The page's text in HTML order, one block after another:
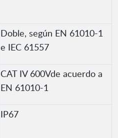
Doble, según EN 61010-1
e IEC 61557
CAT IV 600Vde acuerdo a
EN 61010-1
IP67